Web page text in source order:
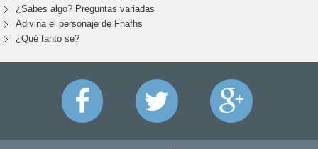
¿Sabes algo? Preguntas variadas
Adivina el personaje de Fnafhs
¿Qué tanto se?